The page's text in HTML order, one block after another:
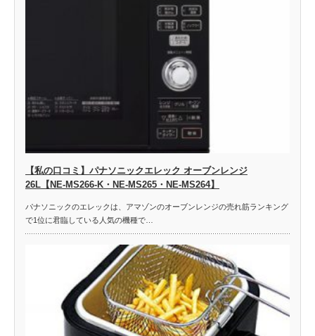
【私の口コミ】パナソニックエレック オーブンレンジ
26L【NE-MS266-K・NE-MS265・NE-MS264】
パナソニックのエレックは、アマゾンのオーブンレンジの売れ筋ランキング
で1位に君臨している人気の機種で…